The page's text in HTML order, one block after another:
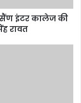
इंटर कालेज की
रावत